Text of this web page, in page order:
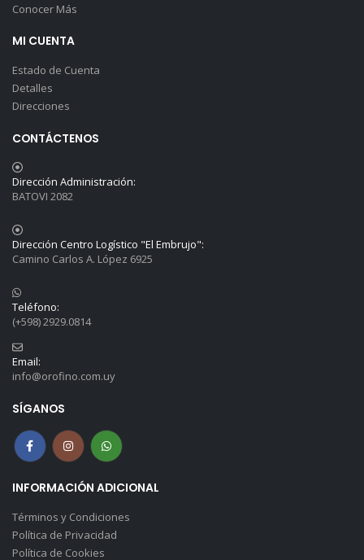
Conocer Más
MI CUENTA
Estado de Cuenta
Detalles
Direcciones
CONTÁCTENOS
Dirección Administración:
BATOVI 2082
Dirección Centro Logístico "El Embrujo":
Camino Carlos A. López 6925
Teléfono:
(+598) 2929.0814
Email:
info@orofino.com.uy
SÍGANOS
INFORMACIÓN ADICIONAL
Términos y Condiciones
Política de Privacidad
Política de Cookies